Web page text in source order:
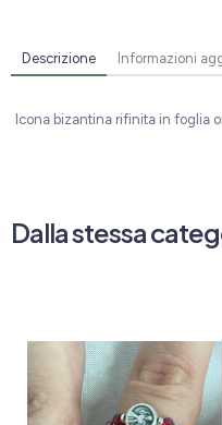
Descrizione Informazioni
Icona bizantina rifinita in foglia
Dalla stessa